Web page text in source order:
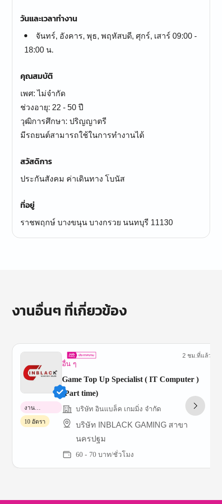
วันและเวลาทำงาน
จันทร์, อังคาร, พุธ, พฤหัสบดี, ศุกร์, เสาร์ 09:00 -
18:00 น.
คุณสมบัติ
เพศ: ไม่จำกัด
ช่วงอายุ: 22 - 50 ปี
วุฒิการศึกษา: ปริญญาตรี
มีรถยนต์สามารถใช้ในการทำงานได้
สวัสดิการ
ประกันสังคม ค่าเดินทาง โบนัส
ที่อยู่
ราชพฤกษ์ บางขนุน บางกรวย นนทบุรี 11130
งานอื่นๆ ที่เกี่ยวข้อง
อื่น ๆ
2 ชม.ที่แล้ว
Game Top Up Specialist ( IT Computer )
(Part time)
บริษัท อินแบล็ค เกมมิ่ง จำกัด
บริษัท INBLACK GAMING สาขา
นครปฐม
60 - 70 บาท/ชั่วโมง
งาน
พาร์ทไทม์
10 อัตรา
of